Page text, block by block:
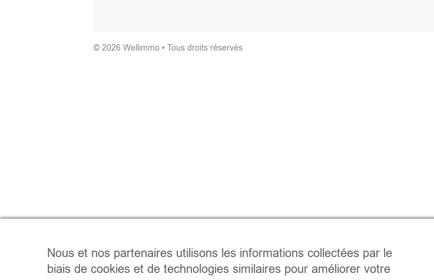
© 2026 Wellimmo • Tous droits réservés
Nous et nos partenaires utilisons les informations collectées par le
biais de cookies et de technologies similaires pour améliorer votre